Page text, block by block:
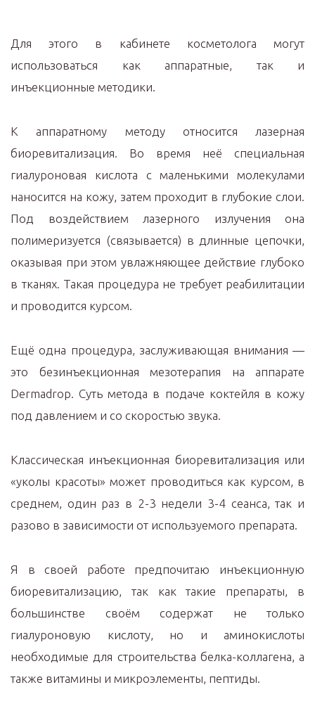
Для этого в кабинете косметолога могут
использоваться как аппаратные, так и
инъекционные методики.
К аппаратному методу относится лазерная
биоревитализация. Во время неё специальная
гиалуроновая кислота с маленькими молекулами
наносится на кожу, затем проходит в глубокие слои.
Под воздействием лазерного излучения она
полимеризуется (связывается) в длинные цепочки,
оказывая при этом увлажняющее действие глубоко
в тканях. Такая процедура не требует реабилитации
и проводится курсом.
Ещё одна процедура, заслуживающая внимания —
это безинъекционная мезотерапия на аппарате
Dermadrop. Суть метода в подаче коктейля в кожу
под давлением и со скоростью звука.
Классическая инъекционная биоревитализация или
«уколы красоты» может проводиться как курсом, в
среднем, один раз в 2-3 недели 3-4 сеанса, так и
разово в зависимости от используемого препарата.
Я в своей работе предпочитаю инъекционную
биоревитализацию, так как такие препараты, в
большинстве своём содержат не только
гиалуроновую кислоту, но и аминокислоты
необходимые для строительства белка-коллагена, а
также витамины и микроэлементы, пептиды.